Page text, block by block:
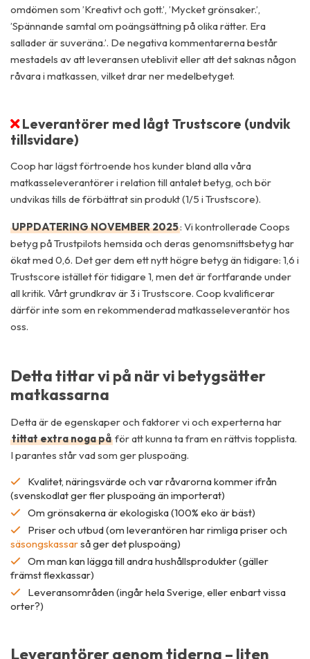
omdömen som ’Kreativt och gott.’, ’Mycket grönsaker.’,
’Spännande samtal om poängsättning på olika rätter. Era
sallader är suveräna.’. De negativa kommentarerna består
mestadels av att leveransen uteblivit eller att det saknas någon
råvara i matkassen, vilket drar ner medelbetyget.
Leverantörer med lågt Trustscore (undvik
tillsvidare)
Coop har lägst förtroende hos kunder bland alla våra
matkasseleverantörer i relation till antalet betyg, och bör
undvikas tills de förbättrat sin produkt (1/5 i Trustscore).
UPPDATERING NOVEMBER 2025: Vi kontrollerade Coops
betyg på Trustpilots hemsida och deras genomsnittsbetyg har
ökat med 0,6. Det ger dem ett nytt högre betyg än tidigare: 1,6 i
Trustscore istället för tidigare 1, men det är fortfarande under
all kritik. Vårt grundkrav är 3 i Trustscore. Coop kvalificerar
därför inte som en rekommenderad matkasseleverantör hos
oss.
Detta tittar vi på när vi betygsätter
matkassarna
Detta är de egenskaper och faktorer vi och experterna har
tittat extra noga på för att kunna ta fram en rättvis topplista.
I parantes står vad som ger pluspoäng.
Kvalitet, näringsvärde och var råvarorna kommer ifrån
(svenskodlat ger fler pluspoäng än importerat)
Om grönsakerna är ekologiska (100% eko är bäst)
Priser och utbud (om leverantören har rimliga priser och
säsongskassarså ger det pluspoäng)
Om man kan lägga till andra hushållsprodukter (gäller
främst flexkassar)
Leveransområden (ingår hela Sverige, eller enbart vissa
orter?)
Leverantörer genom tiderna – liten